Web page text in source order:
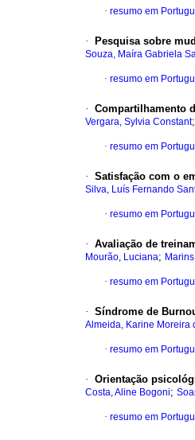
· resumo em
· Pesquisa sobre
Souza, Maíra Gabriela
· resumo em
· Compartilhamento
Vergara, Sylvia Constant;
· resumo em
· Satisfação com o
Silva, Luís Fernando
· resumo em
· Avaliação de
Mourão, Luciana;
· resumo em
· Síndrome de
Almeida, Karine Moreira
· resumo em
· Orientação
Costa, Aline Bogoni;
· resumo em